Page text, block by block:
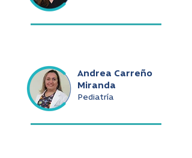
Andrea Carreño
Miranda
Pediatría